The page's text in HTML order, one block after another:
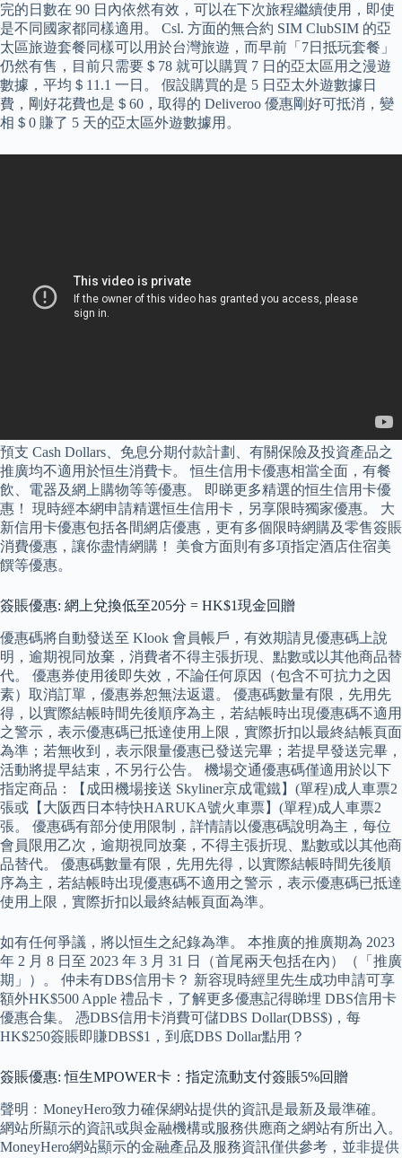
完的日數在 90 日內依然有效，可以在下次旅程繼續使用，即使
是不同國家都同樣適用。 Csl. 方面的無合約 SIM ClubSIM 的亞
太區旅遊套餐同樣可以用於台灣旅遊，而早前「7日抵玩套餐」
仍然有售，目前只需要＄78 就可以購買 7 日的亞太區用之漫遊
數據，平均＄11.1 一日。 假設購買的是 5 日亞太外遊數據日
費，剛好花費也是＄60，取得的 Deliveroo 優惠剛好可抵消，變
相＄0 賺了 5 天的亞太區外遊數據用。
預支 Cash Dollars、免息分期付款計劃、有關保險及投資產品之
推廣均不適用於恒生消費卡。 恒生信用卡優惠相當全面，有餐
飲、電器及網上購物等等優惠。 即睇更多精選的恒生信用卡優
惠！ 現時經本網申請精選恒生信用卡，另享限時獨家優惠。 大
新信用卡優惠包括各間網店優惠，更有多個限時網購及零售簽賬
消費優惠，讓你盡情網購！ 美食方面則有多項指定酒店住宿美
饌等優惠。
簽賬優惠: 網上兌換低至205分 = HK$1現金回贈
優惠碼將自動發送至 Klook 會員帳戶，有效期請見優惠碼上說
明，逾期視同放棄，消費者不得主張折現、點數或以其他商品替
代。 優惠券使用後即失效，不論任何原因（包含不可抗力之因
素）取消訂單，優惠券恕無法返還。 優惠碼數量有限，先用先
得，以實際結帳時間先後順序為主，若結帳時出現優惠碼不適用
之警示，表示優惠碼已抵達使用上限，實際折扣以最終結帳頁面
為準；若無收到，表示限量優惠已發送完畢；若提早發送完畢，
活動將提早結束，不另行公告。 機場交通優惠碼僅適用於以下
指定商品：【成田機場接送 Skyliner京成電鐵】(單程)成人車票2
張或【大阪西日本特快HARUKA號火車票】(單程)成人車票2
張。 優惠碼有部分使用限制，詳情請以優惠碼說明為主，每位
會員限用乙次，逾期視同放棄，不得主張折現、點數或以其他商
品替代。 優惠碼數量有限，先用先得，以實際結帳時間先後順
序為主，若結帳時出現優惠碼不適用之警示，表示優惠碼已抵達
使用上限，實際折扣以最終結帳頁面為準。
如有任何爭議，將以恒生之紀錄為準。 本推廣的推廣期為 2023
年 2 月 8 日至 2023 年 3 月 31 日（首尾兩天包括在內）（「推廣
期」）。 仲未有DBS信用卡？ 新容現時經里先生成功申請可享
額外HK$500 Apple 禮品卡，了解更多優惠記得睇埋 DBS信用卡
優惠合集。 憑DBS信用卡消費可儲DBS Dollar(DBS$)，每
HK$250簽賬即賺DBS$1，到底DBS Dollar點用？
簽賬優惠: 恒生MPOWER卡：指定流動支付簽賬5%回贈
聲明﹕MoneyHero致力確保網站提供的資訊是最新及最準確。
網站所顯示的資訊或與金融機構或服務供應商之網站有所出入。
MoneyHero網站顯示的金融產品及服務資訊僅供參考，並非提供